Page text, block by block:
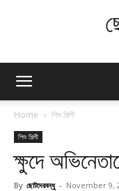
Home শিশু শিল্পী
শিশু শিল্পী
ক্ষুদে
By ছোটদেরবন্ধু - November 9,